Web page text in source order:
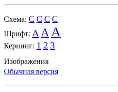
Cхема: C C C C
Шрифт: A A A
Кернинг: 1 2 3
Изображения
Обычная версия